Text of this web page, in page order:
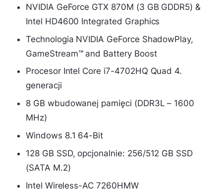
NVIDIA GeForce GTX 870M (3 GB GDDR5) &
Intel HD4600 Integrated Graphics
Technologia NVIDIA GeForce ShadowPlay,
GameStream™ and Battery Boost
Procesor Intel Core i7-4702HQ Quad 4.
generacji
8 GB wbudowanej pamięci (DDR3L – 1600
MHz)
Windows 8.1 64-Bit
128 GB SSD, opcjonalnie: 256/512 GB SSD
(SATA M.2)
Intel Wireless-AC 7260HMW